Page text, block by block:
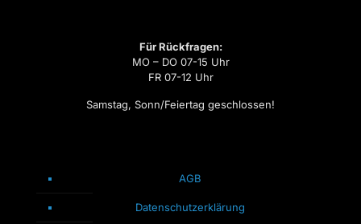
Für Rückfragen:
MO – DO 07-15 Uhr
FR 07-12 Uhr
Samstag, Sonn/Feiertag geschlossen!
AGB
Datenschutzerklärung